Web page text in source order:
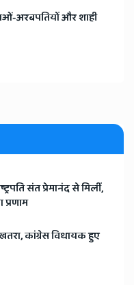
अरबपतियों और शाही
संत प्रेमानंद से मिलीं,
कांग्रेस विधायक हुए